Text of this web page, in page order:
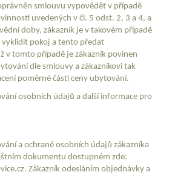
smlouvu vypovědět v případě
uvedených v čl. 5 odst. 2, 3 a 4, a
doby, zákazník je v takovém případě
vyklidit pokoj a tento předat
v tomto případě je zákazník povinen
dle smlouvy a zákazníkovi tak
poměrné části ceny ubytování.
osobních údajů a další informace pro
a ochraně osobních údajů zákazníka
dokumentu dostupném zde:
Zákazník odesláním objednávky a